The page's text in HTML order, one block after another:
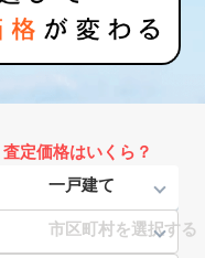
定価格はいくら？